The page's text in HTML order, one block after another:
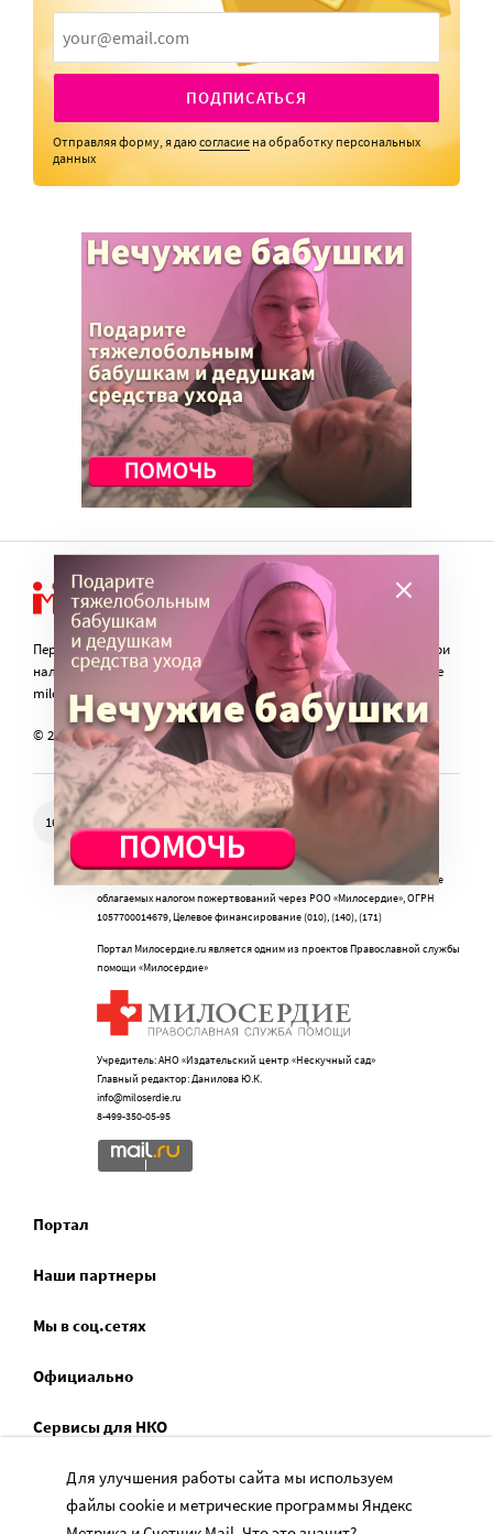
ПОДПИСАТЬСЯ
Отправляя форму, я даюсогласие на обработку персональных
данных
Перепечатка материалов сайта в интернете возможна только при
наличии активной гиперссылки на оригинал материала на сайте
miloserdie.ru
© 2024 – 2026. Милосердие.ru
16+
Свидетельство о регистрации СМИ Эл № ФС77-57850 выдано
федеральной службой по надзору в сфере связи, информационных
технологий и массовых коммуникаций (Роскомнадзор) 25.04.2014 г.
Портал Милосердие.ru использует объявления и веб-сайт для сбора не
облагаемых налогом пожертвований через РОО «Милосердие», ОГРН
1057700014679, Целевое финансирование (010), (140), (171)
Портал Милосердие.ru является одним из проектов Православной службы
помощи «Милосердие»
Учредитель: АНО «Издательский центр «Нескучный сад»
Главный редактор: Данилова Ю.К.
info@miloserdie.ru
8-499-350-05-95
Портал
Наши партнеры
Мы в соц.сетях
Официально
Сервисы для НКО
Спецпроекты
Социальное служение
Для улучшения работы сайта мы используем
файлы cookie и метрические программы Яндекс